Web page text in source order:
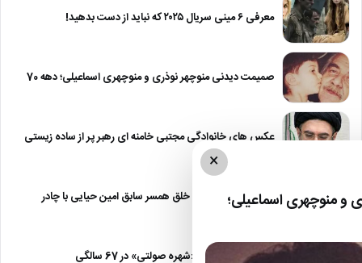
معرفی ۶ مینی سریال ۲۰۲۵ که نباید از دست بدهید!
صمیمت دیدنی منوچهر نوذری و منوچهری اسماعیلی؛ دهه 70
عکس های خانوادگی مجتبی خامنه ای رهبر پر از ساده زیستی
عکس| نیلوفر خوش خلق همسر سابق امین حیایی با چادر
عکس| تغییر چهره «شهره صولتی» در 67 سالگی
×
منوچهری اسماعیلی؛